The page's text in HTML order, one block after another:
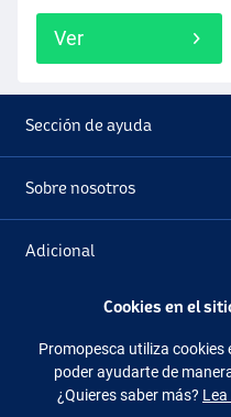
Ver
Sección de ayuda
Sobre nosotros
Adicional
Síguenos
Cookies en el
Promopesca utiliza cookies
poder ayudarte de
¿Quieres saber más?